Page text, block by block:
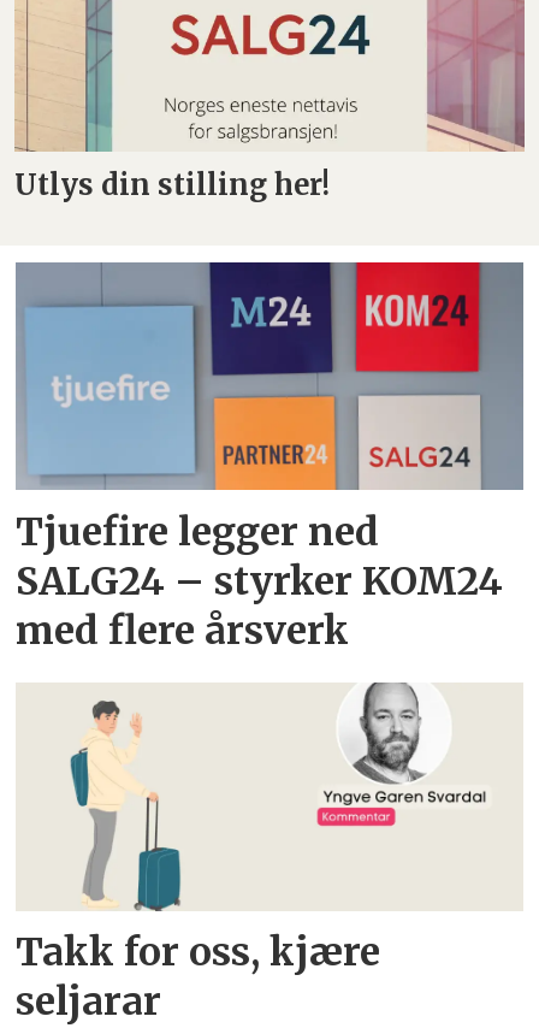
Utlys din stilling her!
Tjuefire legger ned
SALG24 – styrker KOM24
med flere årsverk
Takk for oss, kjære
seljarar